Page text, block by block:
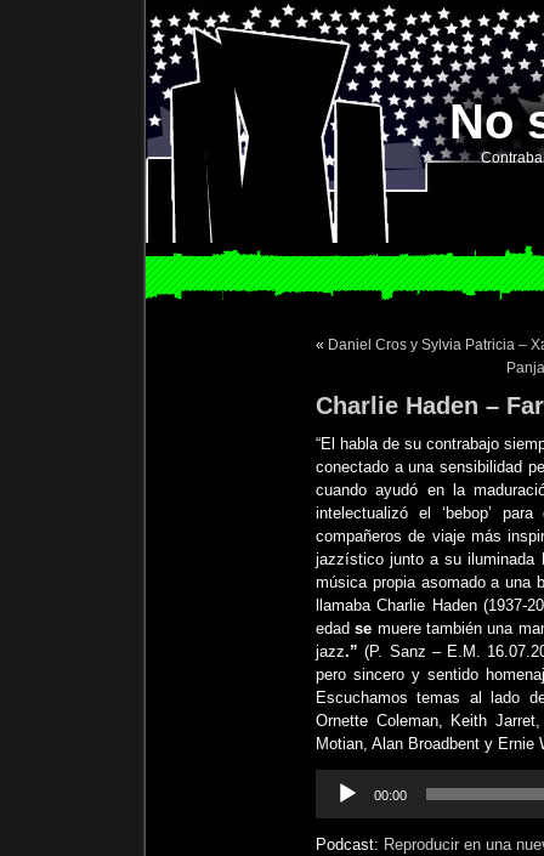
No
« Daniel Cros y Sylvia Patricia –
Charlie Haden –
“El habla de su contrabajo
conectado a una sensibilidad
cuando ayudó en la
intelectualizó el ‘bebop’ para
compañeros de viaje más
jazzístico junto a su iluminada
música propia asomado a una
llamabaCharlie Haden(1937-
edadse muere también una
jazz.”(P. Sanz – E.M.
pero sincero y sentido
Escuchamos temas al lado
Ornette Coleman, Keith
Motian, Alan Broadbent y
Reproductor
00:00
Podcast: Reproducir en una